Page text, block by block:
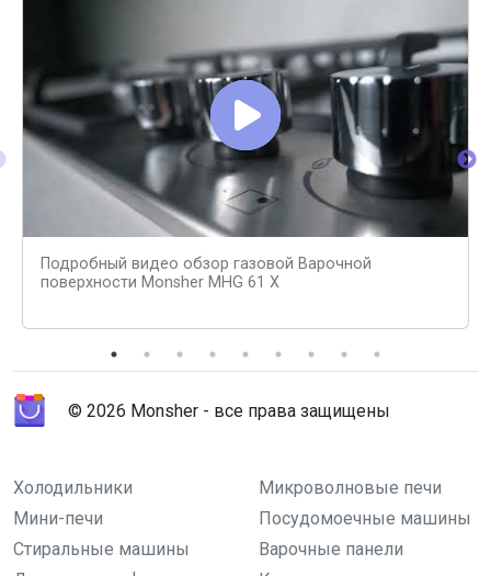
Подробный видео обзор газовой Варочной
поверхности Monsher MHG 61 X
© 2026 Monsher - все права защищены
Холодильники
Микроволновые печи
Мини-печи
Посудомоечные машины
Стиральные машины
Варочные панели